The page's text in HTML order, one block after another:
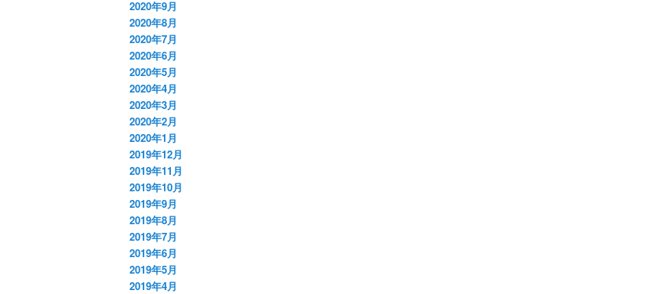
2020年9月
2020年8月
2020年7月
2020年6月
2020年5月
2020年4月
2020年3月
2020年2月
2020年1月
2019年12月
2019年11月
2019年10月
2019年9月
2019年8月
2019年7月
2019年6月
2019年5月
2019年4月